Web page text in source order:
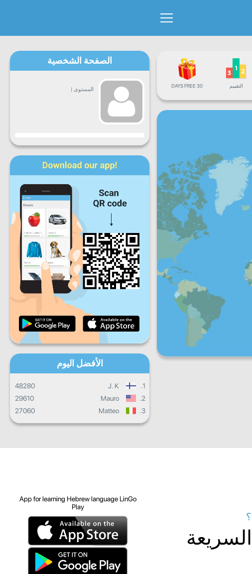
التقييم 30 DAYS FREE
الصفحة الشخصية
المستوى |
التقدم
ث
ج س
تقدم يومي
تقدم شهري
التقدم الإجمالي
الأفضل اليوم
1.
J. K
48280
2.
Mauro
29610
3.
Matteo
27060
App for learning Hebrew language LinGo
Play